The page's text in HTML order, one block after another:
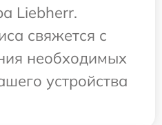
Liebherr.
свяжется с
необходимых
устройства